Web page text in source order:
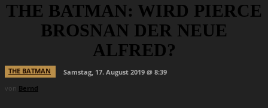
THE BATMAN: WIRD PIERCE
BROSNAN DER NEUE
ALFRED?
THE BATMAN
Samstag, 17. August 2019 @ 8:39
von Bernd